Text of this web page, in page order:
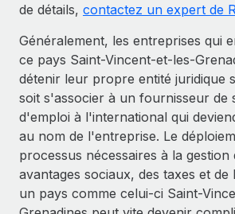
de détails, contactez un expert de
Généralement, les entreprises qui
ce pays Saint-Vincent-et-les-
détenir leur propre entité juridique
soit s'associer à un fournisseur de
d'emploi à l'international qui
au nom de l'entreprise. Le
processus nécessaires à la gestion
avantages sociaux, des taxes et
un pays comme celui-ci Saint-